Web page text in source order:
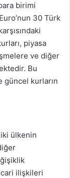
birimi
30 Türk
piyasa
ve diğer
Bu
güncel kurların
iki ülkenin
ilişkileri